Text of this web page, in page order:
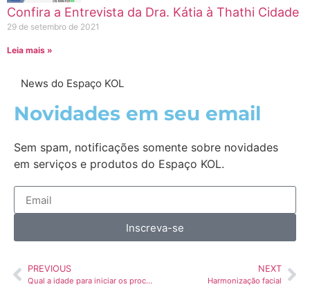
Confira a Entrevista da Dra. Kátia à Thathi Cidade
29 de setembro de 2021
Leia mais »
News do Espaço KOL
Novidades em seu email
Sem spam, notificações somente sobre novidades
em serviços e produtos do Espaço KOL.
Inscreva-se
PREVIOUS
Qual a idade para iniciar os procedimentos de HOF?
NEXT
Harmonização facial